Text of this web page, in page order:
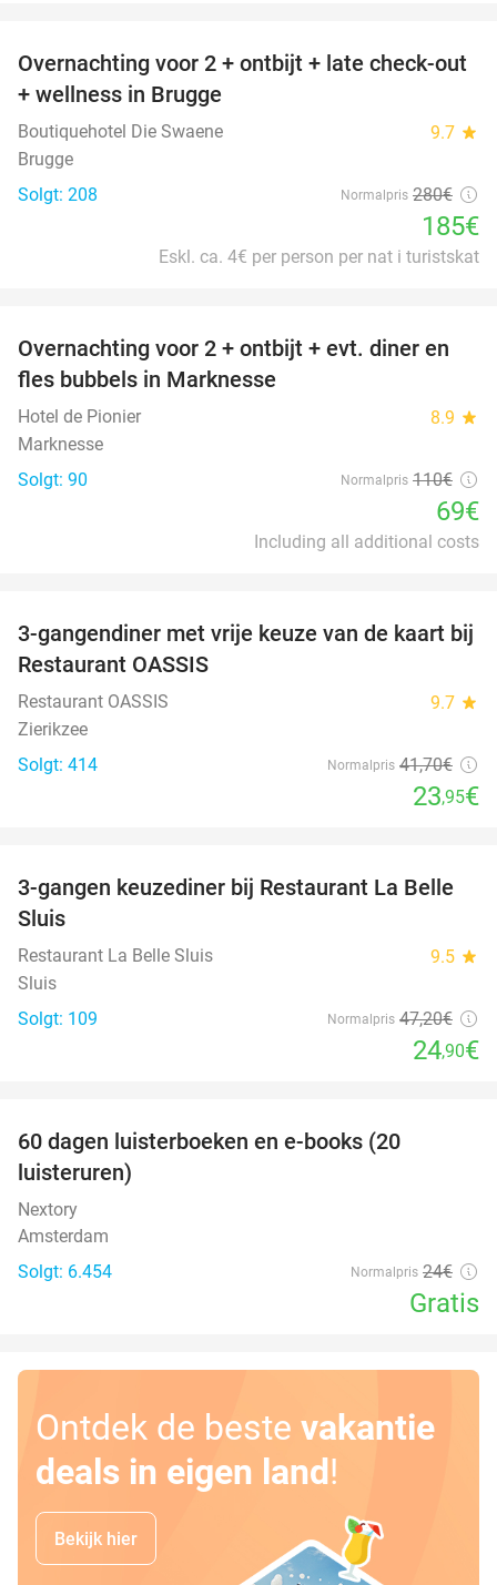
34%
Overnachting voor 2 + ontbijt + late check-out
+ wellness in Brugge
Boutiquehotel Die Swaene 9.7 star
Brugge
Solgt: 208
Normalpris 280€
185€
Eskl. ca. 4€ per person per nat i turistskat
37%
Overnachting voor 2 + ontbijt + evt. diner en
fles bubbels in Marknesse
Hotel de Pionier 8.9 star
Marknesse
Solgt: 90
Normalpris 110€
69€
Including all additional costs
43%
3-gangendiner met vrije keuze van de kaart bij
Restaurant OASSIS
Restaurant OASSIS 9.7 star
Zierikzee
Solgt: 414
Normalpris 41,70€
23,95€
47%
3-gangen keuzediner bij Restaurant La Belle
Sluis
Restaurant La Belle Sluis 9.5 star
Sluis
Solgt: 109
Normalpris 47,20€
24,90€
60 dagen luisterboeken en e-books (20
luisteruren)
Nextory
Amsterdam
Solgt: 6.454
Normalpris 24€
Gratis
Ontdek de beste vakantie
deals in eigen land!
Bekijk hier